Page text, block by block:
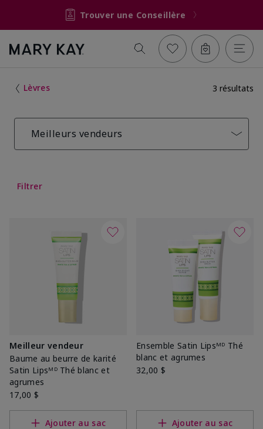
Trouver une Conseillère
Lèvres 3 résultats
Meilleurs vendeurs
Filtrer
Meilleur vendeur
Baume au beurre de karité
Satin Lipsᴹᴰ Thé blanc et
agrumes
17,00 $
Ajouter au sac
Ensemble Satin Lipsᴹᴰ Thé
blanc et agrumes
32,00 $
Ajouter au sac